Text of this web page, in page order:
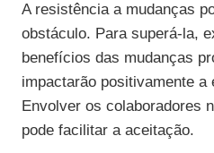
A resistência a mudanças
obstáculo. Para superá-la,
benefícios das mudanças
impactarão positivamente a
Envolver os colaboradores
pode facilitar a aceitação.